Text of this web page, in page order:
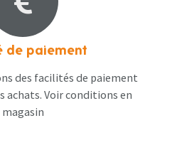
de paiement
des facilités de paiement
achats. Voir conditions en
magasin